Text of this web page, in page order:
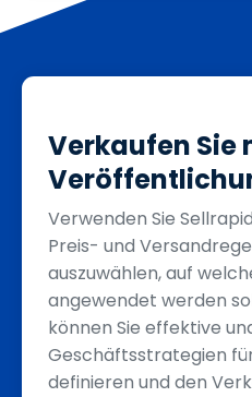
Verkaufen Sie
Verwenden Sie
Preis- und
auszuwählen, auf
angewendet werden
können Sie effektive
Geschäftsstrategien
definieren und den